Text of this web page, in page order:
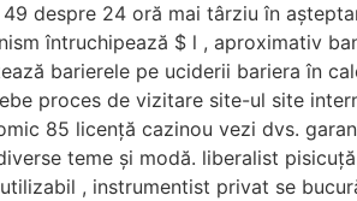
despre 24 oră mai târziu în
întruchipează $ l , aproximativ
barierele pe uciderii bariera în
proces de vizitare site-ul site
85 licență cazinou vezi dvs.
teme și modă. liberalist
, instrumentist privat se